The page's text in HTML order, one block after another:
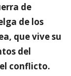
de
de los
que vive su
del
conflicto.